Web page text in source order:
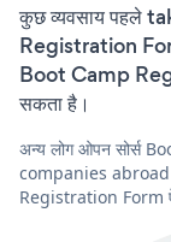
कुछ व्यवसाय पहले
Registration
Boot Camp
सकता है।
अन्य लोग ओपन सोर्स
companies abroad
Registration Form